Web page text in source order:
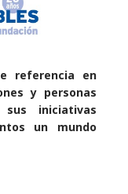
referencia en
y personas
iniciativas
un mundo